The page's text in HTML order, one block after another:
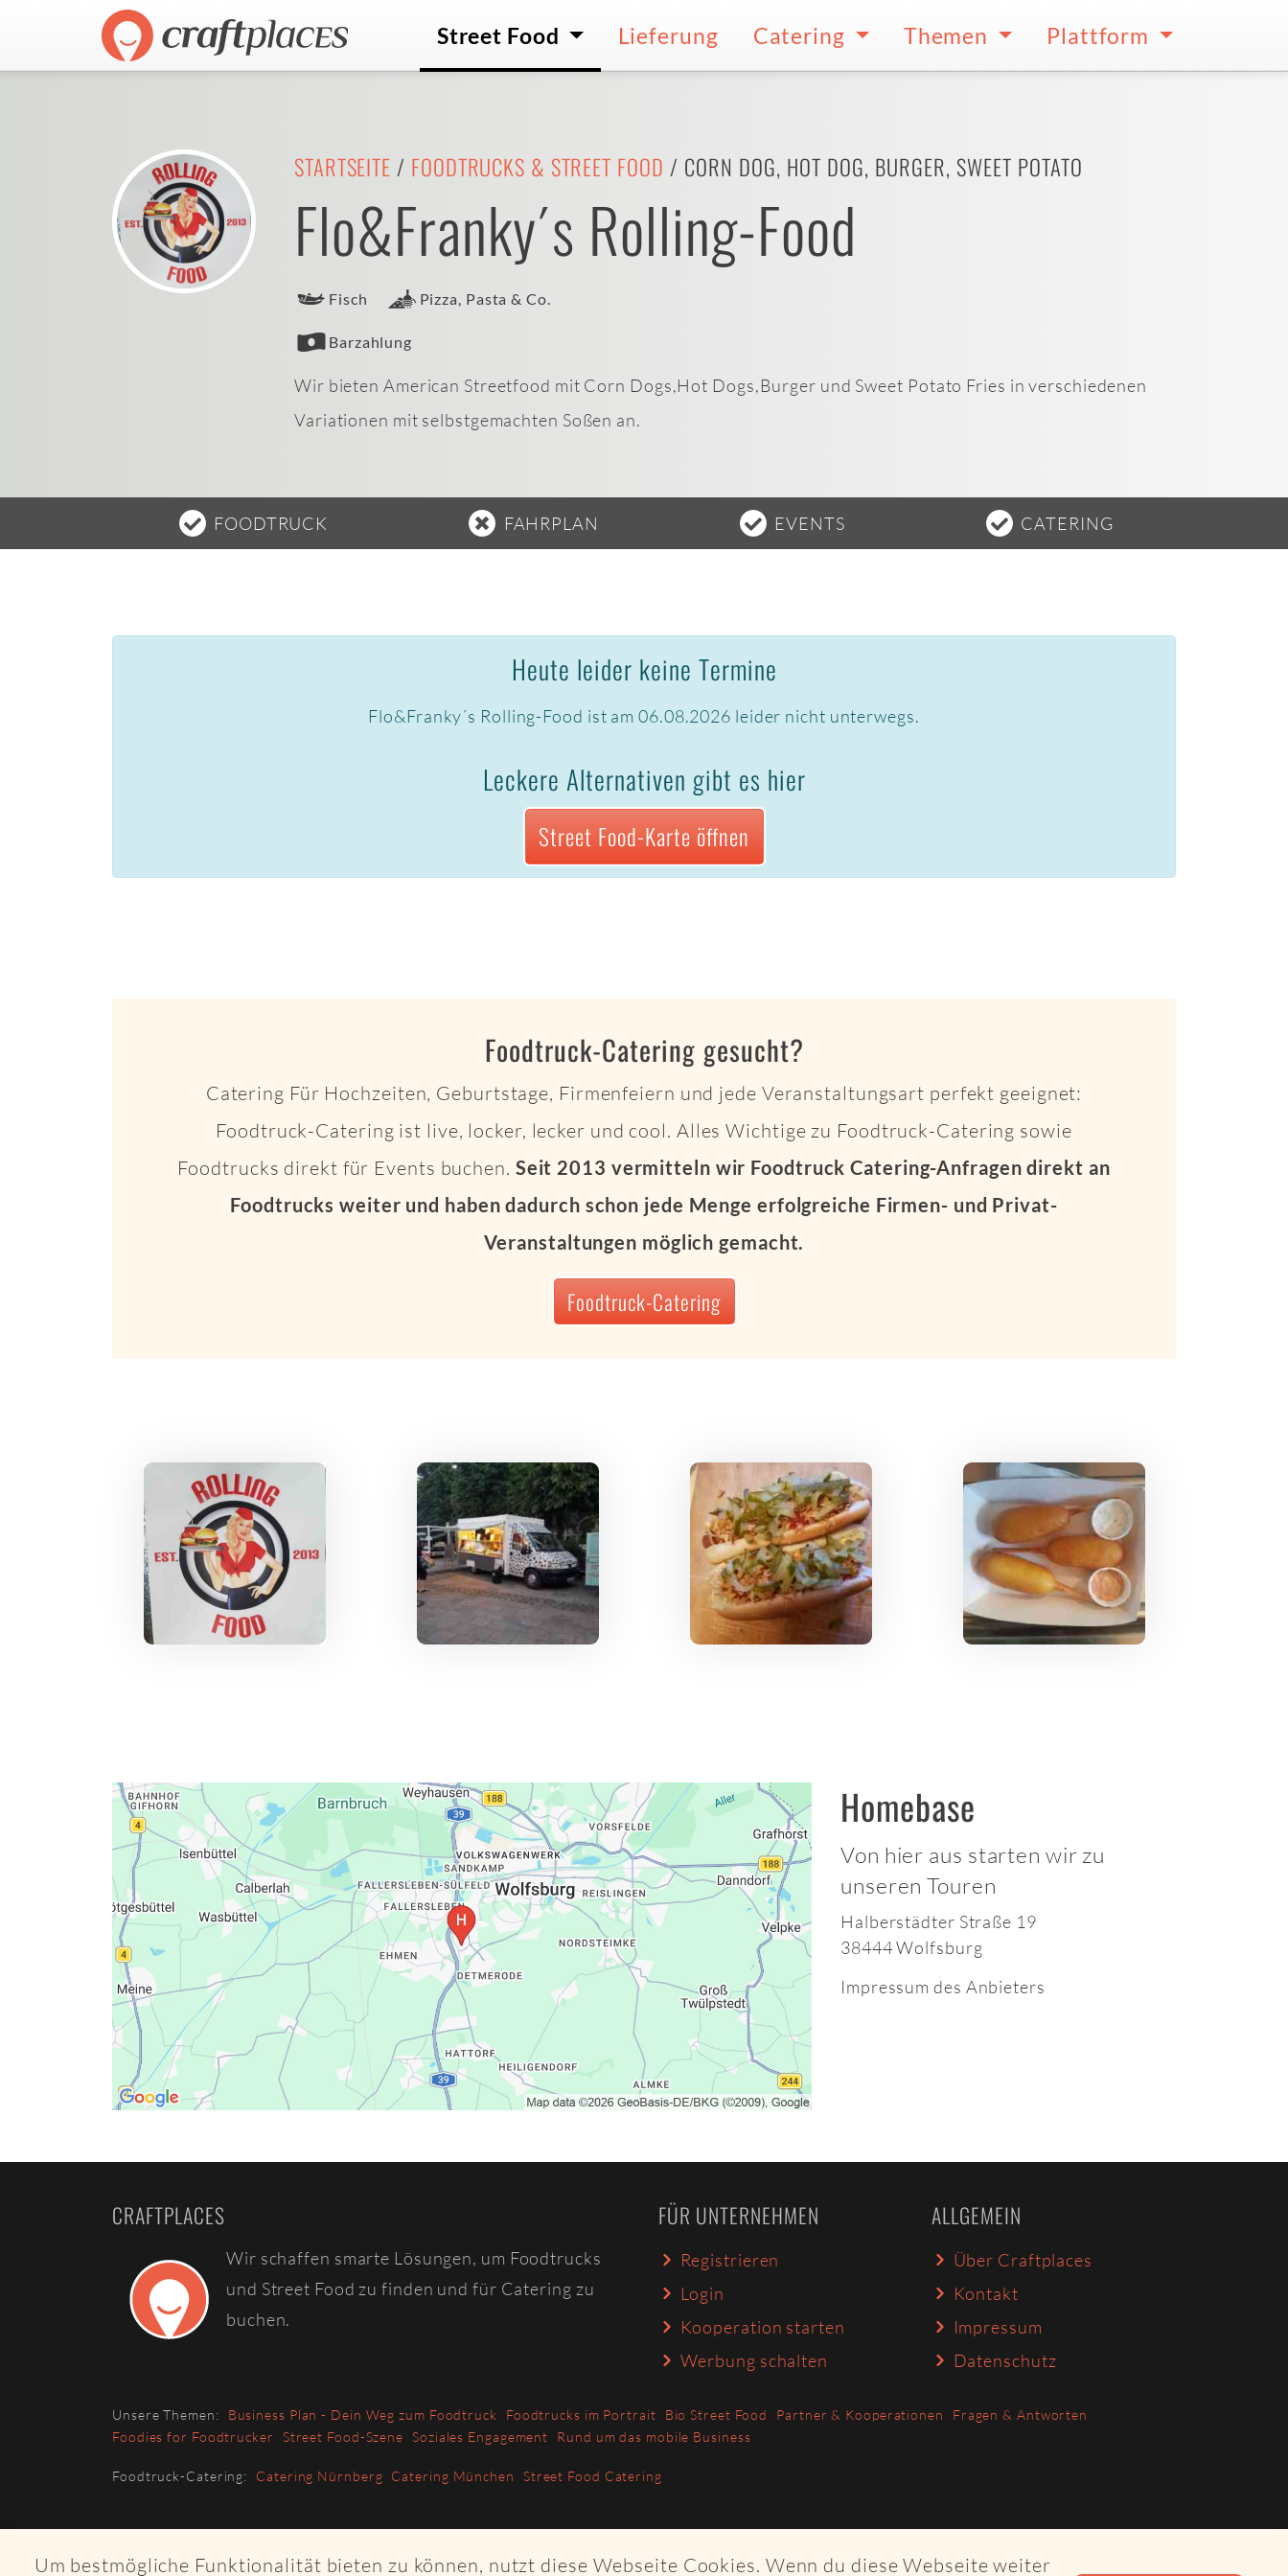
Um bestmögliche Funktionalität bieten zu können, nutzt diese Webseite Cookies. Wenn du diese Webseite weiter
Street Food Lieferung Catering Themen Plattform
STARTSEITE / FOODTRUCKS & STREET FOOD / CORN DOG, HOT DOG, BURGER, SWEET POTATO
Flo&Franky´s Rolling-Food
Fisch Pizza, Pasta & Co.
Barzahlung
Wir bieten American Streetfood mit Corn Dogs,Hot Dogs,Burger und Sweet Potato Fries in verschiedenen
Variationen mit selbstgemachten Soßen an.
FOODTRUCK FAHRPLAN EVENTS CATERING
Heute leider keine Termine
Flo&Franky´s Rolling-Food ist am 06.08.2026 leider nicht unterwegs.
Leckere Alternativen gibt es hier
Street Food-Karte öffnen
Foodtruck-Catering gesucht?
Catering Für Hochzeiten, Geburtstage, Firmenfeiern und jede Veranstaltungsart perfekt geeignet:
Foodtruck-Catering ist live, locker, lecker und cool. Alles Wichtige zu Foodtruck-Catering sowie
Foodtrucks direkt für Events buchen. Seit 2013 vermitteln wir Foodtruck Catering-Anfragen direkt an
Foodtrucks weiter und haben dadurch schon jede Menge erfolgreiche Firmen- und Privat-
Veranstaltungen möglich gemacht.
Foodtruck-Catering
Homebase
Von hier aus starten wir zu
unseren Touren
Halberstädter Straße 19
38444 Wolfsburg
Impressum des Anbieters
CRAFTPLACES
Wir schaffen smarte Lösungen, um Foodtrucks
und Street Food zu finden und für Catering zu
buchen.
FÜR UNTERNEHMEN
Registrieren
Login
Kooperation starten
Werbung schalten
ALLGEMEIN
Über Craftplaces
Kontakt
Impressum
Datenschutz
Unsere Themen: Business Plan - Dein Weg zum Foodtruck Foodtrucks im Portrait Bio Street Food Partner & Kooperationen
Fragen & Antworten
Foodies for Foodtrucker
Street Food-Szene Soziales Engagement Rund um das mobile Business
Foodtruck-Catering: Catering Nürnberg Catering München Street Food Catering